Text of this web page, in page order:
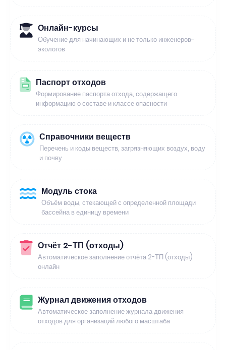
Онлайн-курсы
Обучение для начинающих и не только инженеров-
экологов
Паспорт отходов
Формирование паспорта отхода, содержащего
информацию о составе и классе опасности
Справочники веществ
Перечень и коды веществ, загрязняющих воздух, воду
и почву
Модуль стока
Объём воды, стекающей с определенной площади
бассейна в единицу времени
Отчёт 2-ТП (отходы)
Автоматическое заполнение отчёта 2-ТП (отходы)
онлайн
Журнал движения отходов
Автоматическое заполнение журнала движения
отходов для организаций любого масштаба